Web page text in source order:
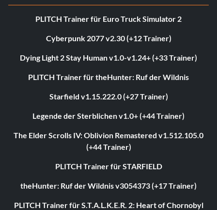
PLITCH Trainer für Euro Truck Simulator 2
Cyberpunk 2077 v2.30 (+12 Trainer)
Dying Light 2 Stay Human v1.0-v1.24+ (+33 Trainer)
PLITCH Trainer für theHunter: Ruf der Wildnis
Starfield v1.15.222.0 (+27 Trainer)
Legende der Sterblichen v1.0+ (+44 Trainer)
The Elder Scrolls IV: Oblivion Remastered v1.512.105.0
(+44 Trainer)
PLITCH Trainer für STARFIELD
theHunter: Ruf der Wildnis v3054373 (+17 Trainer)
PLITCH Trainer für S.T.A.L.K.E.R. 2: Heart of Chornobyl